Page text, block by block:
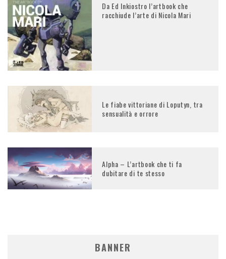
Da Ed Inkiostro l’artbook che
racchiude l’arte di Nicola Mari
Le fiabe vittoriane di Loputyn, tra
sensualità e orrore
Alpha – L’artbook che ti fa
dubitare di te stesso
BANNER